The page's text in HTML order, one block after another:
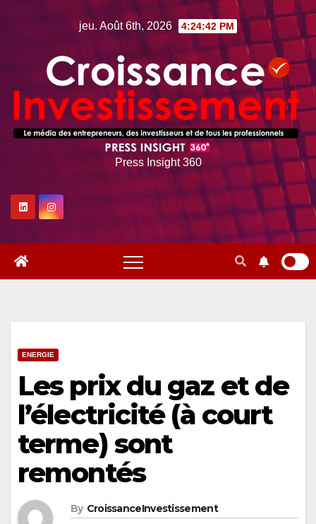
jeu. Août 6th, 2026 4:24:43 PM
Press Insight 360
ENERGIE
Les prix du gaz et de
l’électricité (à court
terme) sont
remontés
By CroissanceInvestissement